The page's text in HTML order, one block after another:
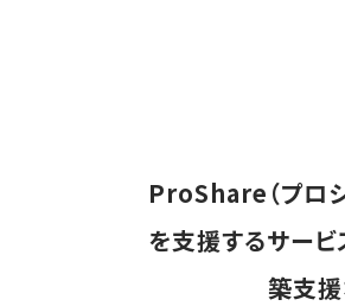
ProShare（プロ
を支援するサービ
築支